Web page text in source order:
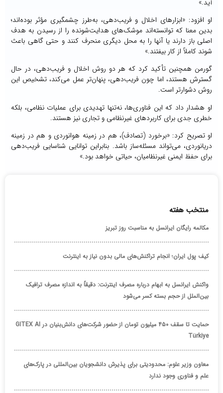
آید.»
او افزود: «ابزارهای اخلال و فریب‌دهی، به‌طرز چشمگیری مؤثر بوده‌اند؛
بدین معنا که توانسته‌اند موشک‌های هدایت‌شونده را از رسیدن به هدف
اصلی باز دارند یا آنها را به محل دیگری منحرف کنند و حتی گاهی باعث
شوند کاملاً از کار بیفتند.»
گورمن همچنین تأکید کرد که هر دو روش اخلال و فریب‌دهی، در حال
گسترش هستند، اما چون فریب‌دهی، پنهان‌تر عمل می‌کند، تشخیص این
روش دشوارتر است.
او هشدار داد که این فناوری‌ها، نه‌تنها تهدیدی برای عملیات نظامی، بلکه
خطری جدی برای کاربردهای غیرنظامی و تجاری نیز هستند.
او تصریح کرد: «برخورد (تصادف)، هم در زمینه هوانوردی و هم در زمینه
دریانوردی، می‌تواند مسئله‌ساز باشد. بنابراین توانایی شناسایی فریب‌دهی
برای حفظ ایمنی غیرنظامیان، حیاتی خواهد بود.»
منتخب هفته
مکالمه رایگان ایرانسل به مناسبت روز تبریز
کیف پول ایران؛ انجام تراکنش‌های مالی بدون نیاز به اینترنت
واکنش ایرانسل به ابهام درباره مصرف اینترنت: دقیقاً به اندازه مصرف ترافیک
بین‌الملل از حجم بسته کسر می‌شود
حمایت تا سقف ۴۵۰ میلیون تومان از حضور شرکت‌های دانش‌بنیان در GITEX AI
Türkiye
معاون وزیر علوم: محدودیتی برای پذیرش دانشجویان بین‌المللی در پارک‌های
علم و فناوری وجود ندارد